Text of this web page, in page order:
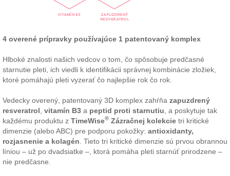
4 overené prípravky používajúce 1 patentovaný komplex
Hlboké znalosti našich vedcov o tom, čo spôsobuje predčasné
starnutie pleti, ich viedli k identifikácii správnej kombinácie zložiek,
ktoré pomáhajú pleti vyzerať čo najlepšie rok čo rok.
Vedecky overený, patentovaný 3D komplex zahŕňa zapuzdrený
resveratrol vitamín B3 a peptid proti starnutiu , a poskytuje tak
každému produktu z TimeWise® Zázračnej kolekcie tri kritické
dimenzie (alebo ABC) pre podporu pokožky: antioxidanty,
rozjasnenie a kolagén . Tieto tri kritické dimenzie sú prvou obrannou
líniou – už po dvadsiatke –, ktorá pomáha pleti starnúť prirodzene –
nie predčasne.